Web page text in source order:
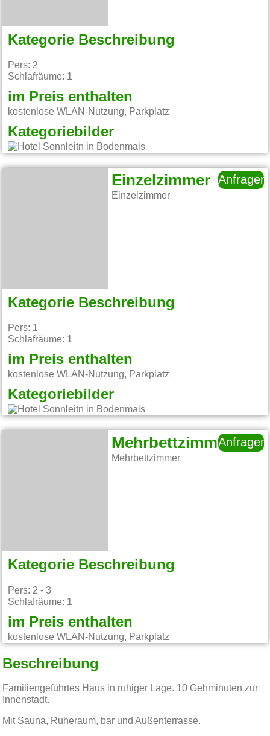
Kategorie Beschreibung
Pers: 2
Schlafräume: 1
im Preis enthalten
kostenlose WLAN-Nutzung, Parkplatz
Kategoriebilder
Einzelzimmer
Einzelzimmer
Anfragen
Kategorie Beschreibung
Pers: 1
Schlafräume: 1
im Preis enthalten
kostenlose WLAN-Nutzung, Parkplatz
Kategoriebilder
Mehrbettzimmer
Mehrbettzimmer
Anfragen
Kategorie Beschreibung
Pers: 2 - 3
Schlafräume: 1
im Preis enthalten
kostenlose WLAN-Nutzung, Parkplatz
Beschreibung
Familiengeführtes Haus in ruhiger Lage. 10 Gehminuten zur
Innenstadt.
Mit Sauna, Ruheraum, bar und Außenterrasse.